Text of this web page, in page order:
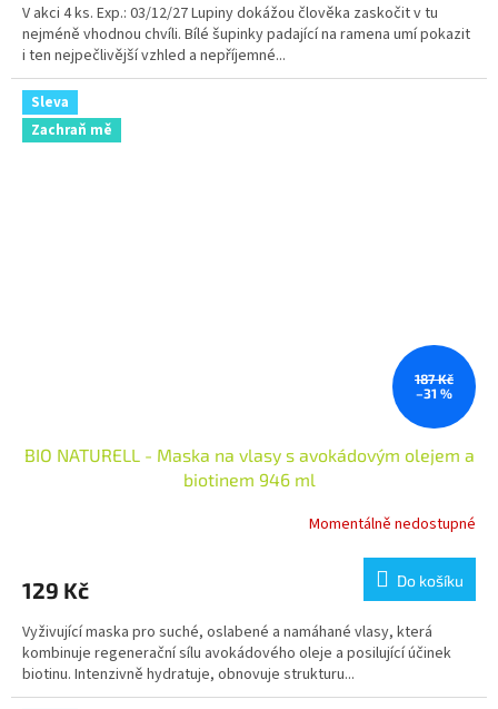
V akci 4 ks. Exp.: 03/12/27 Lupiny dokážou člověka zaskočit v tu
nejméně vhodnou chvíli. Bílé šupinky padající na ramena umí pokazit
i ten nejpečlivější vzhled a nepříjemné...
Sleva
Zachraň mě
187 Kč
–31 %
BIO NATURELL - Maska na vlasy s avokádovým olejem a
biotinem 946 ml
Momentálně nedostupné
129 Kč Do košíku
Vyživující maska pro suché, oslabené a namáhané vlasy, která
kombinuje regenerační sílu avokádového oleje a posilující účinek
biotinu. Intenzivně hydratuje, obnovuje strukturu...